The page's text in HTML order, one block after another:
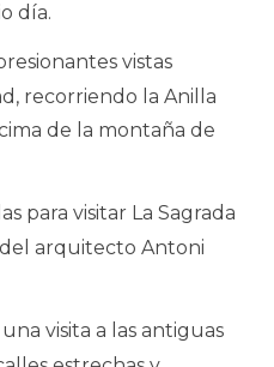
día.
vistas
recorriendo la Anilla
de la montaña de
para visitar La Sagrada
del arquitecto Antoni
visita a las antiguas